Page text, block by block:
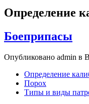
Определение
Боеприпасы
Опубликовано admin в
Определение
Порох
Типы и виды